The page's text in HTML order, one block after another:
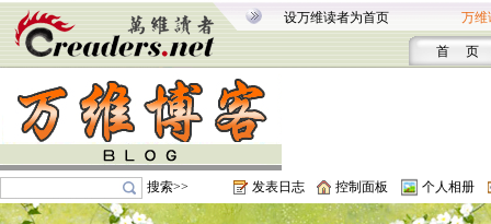
设万维读者为首页 万维
首 页
搜索>> 发表日志 控制面板 个人相册